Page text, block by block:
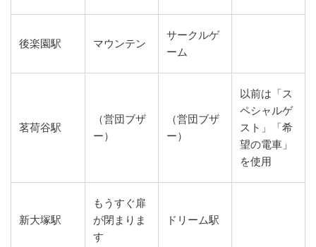
後楽園駅 マウンテン
サークルゲ
ーム
茗荷谷駅
（営団ブザ
ー）
（営団ブザ
ー）
以前は「ス
ペシャルゲ
スト」「希
望の電車」
を使用
新大塚駅
もうすぐ扉
が閉まりま
す
ドリーム駅